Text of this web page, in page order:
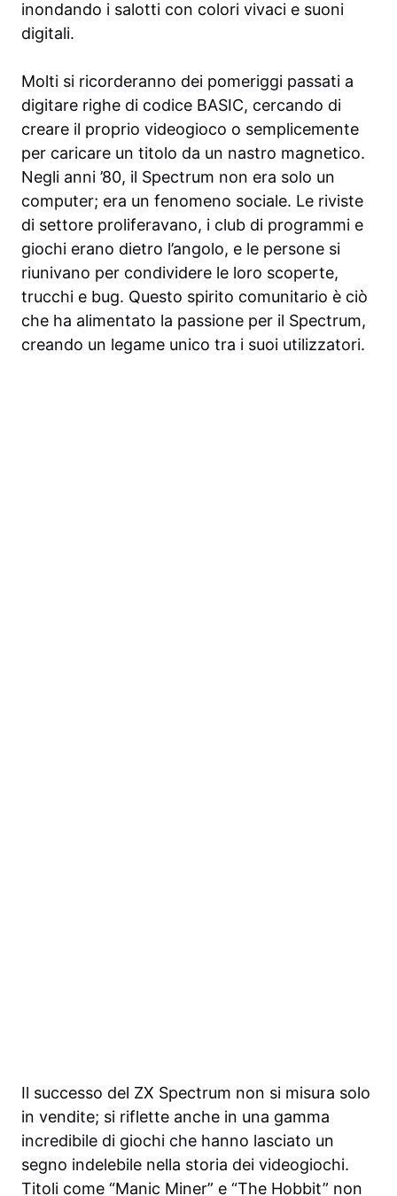
inondando i salotti con colori vivaci e suoni
digitali.
Molti si ricorderanno dei pomeriggi passati a
digitare righe di codice BASIC, cercando di
creare il proprio videogioco o semplicemente
per caricare un titolo da un nastro magnetico.
Negli anni ’80, il Spectrum non era solo un
computer; era un fenomeno sociale. Le riviste
di settore proliferavano, i club di programmi e
giochi erano dietro l’angolo, e le persone si
riunivano per condividere le loro scoperte,
trucchi e bug. Questo spirito comunitario è ciò
che ha alimentato la passione per il Spectrum,
creando un legame unico tra i suoi utilizzatori.
Il successo del ZX Spectrum non si misura solo
in vendite; si riflette anche in una gamma
incredibile di giochi che hanno lasciato un
segno indelebile nella storia dei videogiochi.
Titoli come “Manic Miner” e “The Hobbit” non